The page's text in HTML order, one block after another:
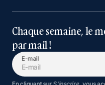
Chaque semaine, le
par mail !
E-mail